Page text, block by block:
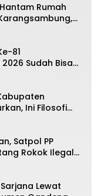
Rumah
81
Sudah Bisa
Aturan
Ini Filosofi
397
Satpol PP
Rokok Ilegal
Lewat